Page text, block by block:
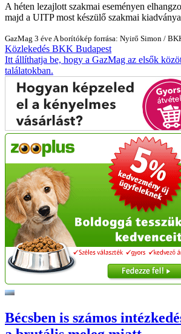
A héten lezajlott szakmai eseményen
majd a UITP most készülő szakmai
GazMag 3 éve A borítókép forrása: Nyirő Simon /
Közlekedés BKK Budapest
Itt állíthatja be, hogy a GazMag az elsők
találatokban.
Bécsben is számos